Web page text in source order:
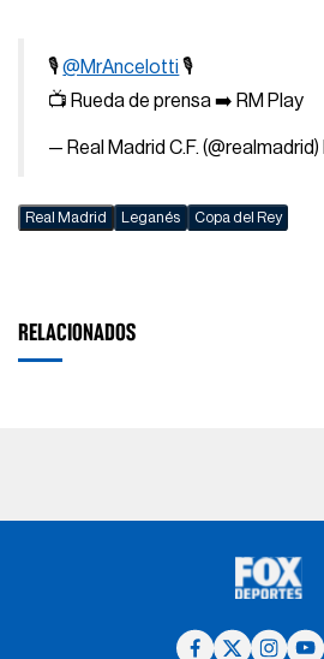
🎙️@MrAncelotti 🎙️
📺 Rueda de prensa ➡️ RM Play
— Real Madrid C.F. (@realmadrid)
Real Madrid Leganés Copa del Rey
RELACIONADOS